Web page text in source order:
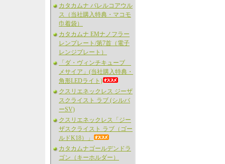
カタカムナ バレルコアウル
ス（当社購入特典・マコモ
巾着袋）
カタカムナ EMナノフラー
レンプレート/第7首（電子
レンジプレート）
「ダ・ヴィンチキューブ
メサイア」(当社購入特典・
角形LEDライト)
クスリエネックレス ジーザ
スクライスト ラブ (シルバ
ーSV)
クスリエネックレス「ジー
ザスクライスト ラブ（ゴー
ルドK18）」
カタカムナゴールデンドラ
ゴン（キーホルダー）